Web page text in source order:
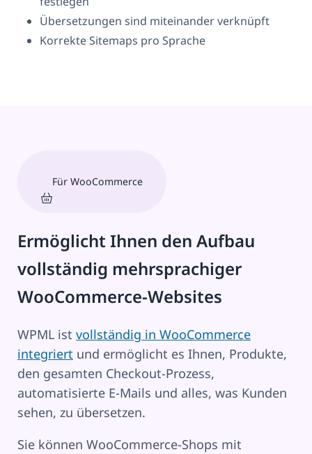
Übersetzungen sind miteinander verknüpft
Korrekte Sitemaps pro Sprache
Für WooCommerce
Ermöglicht Ihnen den Aufbau
vollständig mehrsprachiger
WooCommerce-Websites
WPML ist vollständig in WooCommerce
integriert und ermöglicht es Ihnen, Produkte,
den gesamten Checkout-Prozess,
automatisierte E-Mails und alles, was Kunden
sehen, zu übersetzen.
Sie können WooCommerce-Shops mit